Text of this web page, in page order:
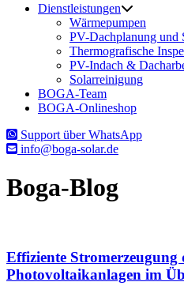
Dienstleistungen
Wärmepumpen
PV-Dachplanung und
Thermografische
PV-Indach &
Solarreinigung
BOGA-Team
BOGA-Onlineshop
Support über WhatsApp
info@boga-solar.de
Boga-Blog
Effiziente Stromerzeugung
Photovoltaikanlagen im